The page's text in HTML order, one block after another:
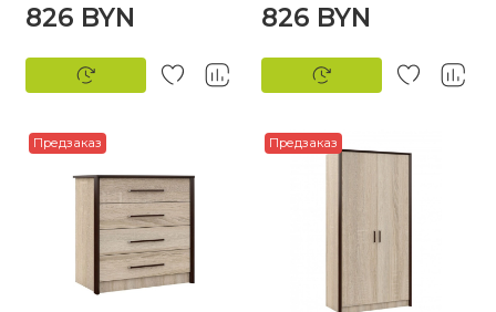
826 BYN 826 BYN
Предзаказ Предзаказ